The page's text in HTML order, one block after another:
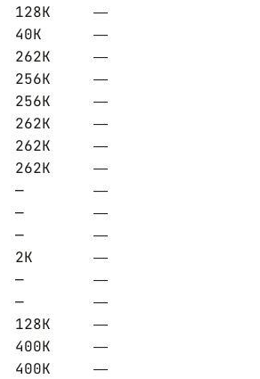
128K
—
40K
—
262K
—
256K
—
256K
—
262K
—
262K
—
262K
—
—
—
—
—
—
—
2K
—
—
—
—
—
128K
—
400K
—
400K —